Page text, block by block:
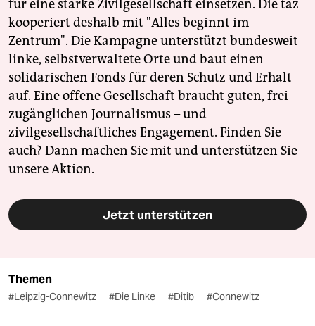
für eine starke Zivilgesellschaft einsetzen. Die taz
kooperiert deshalb mit "Alles beginnt im
Zentrum". Die Kampagne unterstützt bundesweit
linke, selbstverwaltete Orte und baut einen
solidarischen Fonds für deren Schutz und Erhalt
auf. Eine offene Gesellschaft braucht guten, frei
zugänglichen Journalismus – und
zivilgesellschaftliches Engagement. Finden Sie
auch? Dann machen Sie mit und unterstützen Sie
unsere Aktion.
Jetzt unterstützen
Themen
#Leipzig-Connewitz #Die Linke #Ditib #Connewitz